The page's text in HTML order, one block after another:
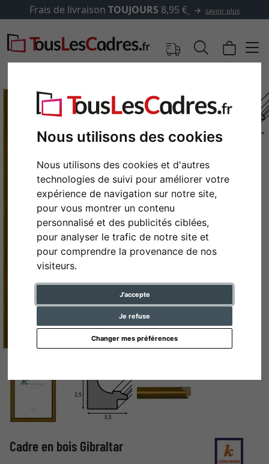
Nous utilisons des cookies
Nous utilisons des cookies et d'autres
technologies de suivi pour améliorer votre
expérience de navigation sur notre site,
pour vous montrer un contenu
personnalisé et des publicités ciblées,
pour analyser le trafic de notre site et
pour comprendre la provenance de nos
visiteurs.
J'accepte
Je refuse
Changer mes préférences
Frais de livraison TOUJOURS 8,95 € savoir plus
Retour
Cadre en bois Gibraltar